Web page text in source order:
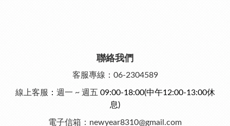
聯絡我們
客服專線：06-2304589
線上客服 ： 週一 ~ 週五 09:00-18:00(中午12:00-13:00休
息)
電子信箱：newyear8310@gmail.com